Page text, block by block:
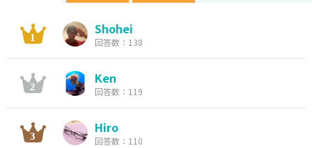
Shohei
回答数：138
Ken
回答数：119
Hiro
回答数：110